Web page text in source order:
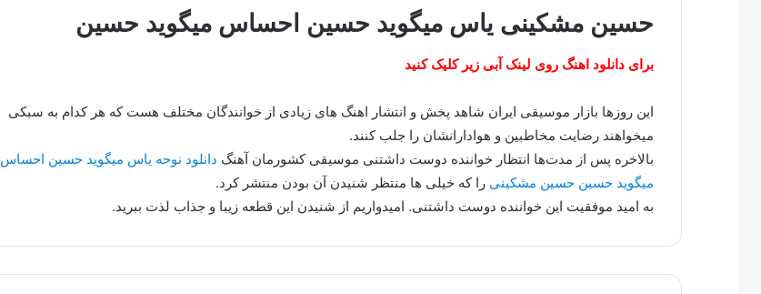
حسین مشکینی یاس میگوید حسین احساس میگوید حسین
برای دانلود اهنگ روی لینک آبی زیر کلیک کنید
این روزها بازار موسیقی ایران شاهد پخش و انتشار اهنگ های زیادی از خوانندگان مختلف هست که هر کدام به سبکی
میخواهند رضایت مخاطبین و هوادارانشان را جلب کنند.
بالاخره پس از مدت‌ها انتظار خواننده دوست داشتنی موسیقی کشورمان آهنگ دانلود نوحه یاس میگوید حسین احساس
میگوید حسین حسین مشکینی را که خیلی ها منتظر شنیدن آن بودن منتشر کرد.
به امید موفقیت این خواننده دوست داشتنی. امیدواریم از شنیدن این قطعه زیبا و جذاب لذت ببرید.